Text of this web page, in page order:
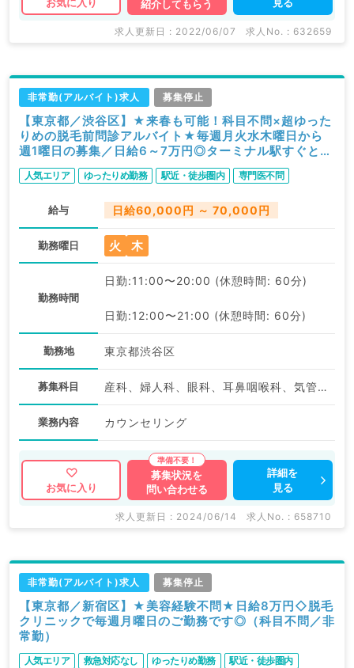
紹介してもらう
求人更新日 : 2022/06/07 求人No. : 632659
非常勤(アルバイト)求人 募集停止
【東京都／渋谷区】★来春も可能！科目不問×超ゆった
りめの脱毛前問診アルバイト★毎週月火水木曜日から
週1曜日の募集／日給6～7万円◎ターミナル駅すぐとア
クセス抜群のクリニックです！（科目不問／非常勤）
人気エリア ゆったりめ勤務 駅近・徒歩圏内 専門医不問
給与 日給60,000円 ～ 70,000円
勤務曜日 火 木
勤務時間
日勤:11:00〜20:00 (休憩時間: 60分)
日勤:12:00〜21:00 (休憩時間: 60分)
勤務地 東京都渋谷区
募集科目 産科、婦人科、眼科、耳鼻咽喉科、気管食道科、放射線科、リハビリテーション科、麻酔科、ペインクリニック、人工透析科、緩和ケア科、一般内科、循環器内科、呼吸器内科、消化器内科、内分泌・代謝内科、腎臓内科、老年内科、血液内科、外科系全般、一般外科、消化器外科、乳腺外科、総合診療科、美容皮膚科、健診・人間ドック、救急科・ＩＣＵ、病理科、基礎医学系、膠原病科、スポーツ整形外科、大腸・肛門外科、産業医、科目不問、神経内科、精神科、アレルギー科、リウマチ科、小児科、整形外科、形成外科、美容外科、脳神経外科、呼吸器外科、心臓血管外科、小児外科、皮膚科、泌尿器科、産婦人科
業務内容 カウンセリング
お気に入り
募集状況を
問い合わせる
詳細を
見る
求人更新日 : 2024/06/14 求人No. : 658710
非常勤(アルバイト)求人 募集停止
【東京都／新宿区】★美容経験不問★日給8万円◇脱毛
クリニックで毎週月曜日のご勤務です◎（科目不問／非
常勤）
人気エリア 救急対応なし ゆったりめ勤務 駅近・徒歩圏内